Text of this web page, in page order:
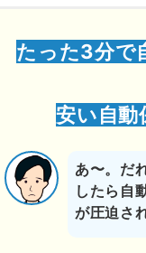
たった3分で
安い自動
あ〜。だ
したら自
が圧迫さ